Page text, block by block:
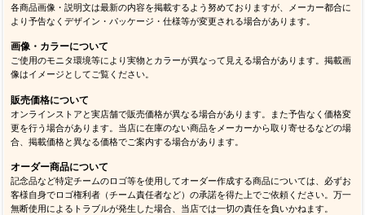
各商品画像・説明文は最新の内容を掲載するよう努めておりますが、メーカー都合に
より予告なくデザイン・パッケージ・仕様等が変更される場合があります。
画像・カラーについて
ご使用のモニタ環境等により実物とカラーが異なって見える場合があります。掲載画
像はイメージとしてご覧ください。
販売価格について
オンラインストアと実店舗で販売価格が異なる場合があります。また予告なく価格変
更を行う場合があります。当店に在庫のない商品をメーカーから取り寄せるなどの場
合、掲載価格と異なる価格でご案内する場合があります。
オーダー商品について
記念品など特定チームのロゴ等を使用してオーダー作成する商品については、必ずお
客様自身でロゴ権利者（チーム責任者など）の承諾を得た上でご依頼ください。万一
無断使用によるトラブルが発生した場合、当店では一切の責任を負いかねます。